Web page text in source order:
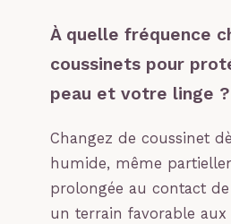
À quelle fréquence
coussinets pour
peau et votre linge ?
Changez de coussinet
humide, même
prolongée au contact
un terrain favorable